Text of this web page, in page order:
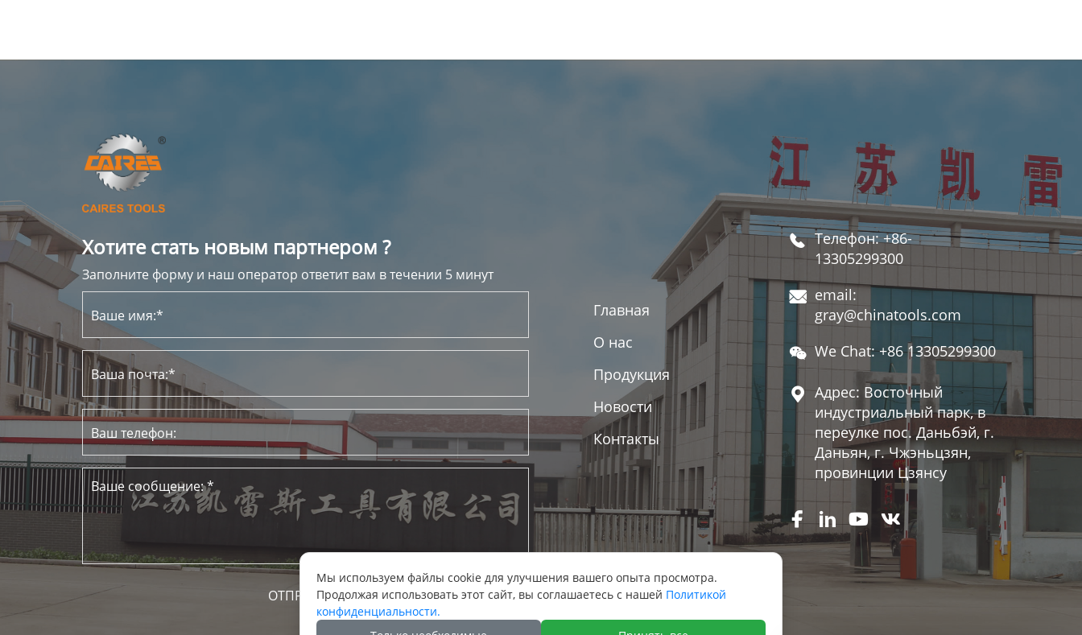
Хотите стать новым партнером ?
Заполните форму и наш оператор ответит вам в течении 5 минут
Главная
О нас
Продукция
Новости
Контакты
 Телефон: +86-
13305299300
 email:
gray@chinatools.com
 We Chat: +86 13305299300
 Адрес: Восточный
индустриальный парк, в
переулке пос. Даньбэй, г.
Даньян, г. Чжэньцзян,
провинции Цзянсу
   
Мы используем файлы cookie для улучшения вашего опыта просмотра.
Продолжая использовать этот сайт, вы соглашаетесь с нашей Политикой
конфиденциальности.